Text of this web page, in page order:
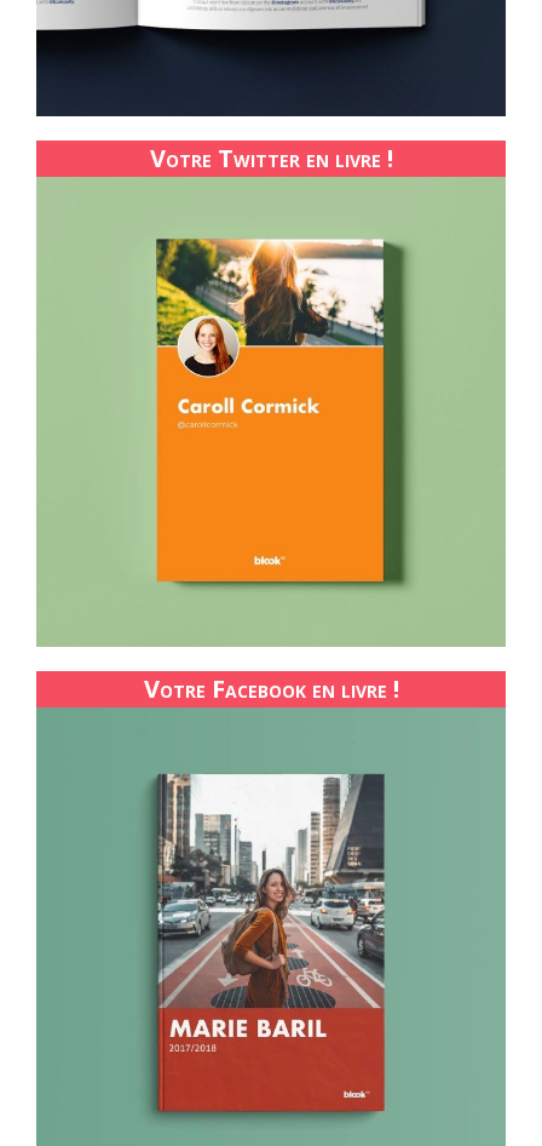
Votre Twitter en livre !
Votre Facebook en livre !